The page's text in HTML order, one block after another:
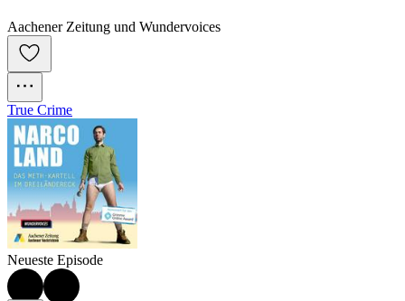
Aachener Zeitung und Wundervoices
True Crime
Neueste Episode